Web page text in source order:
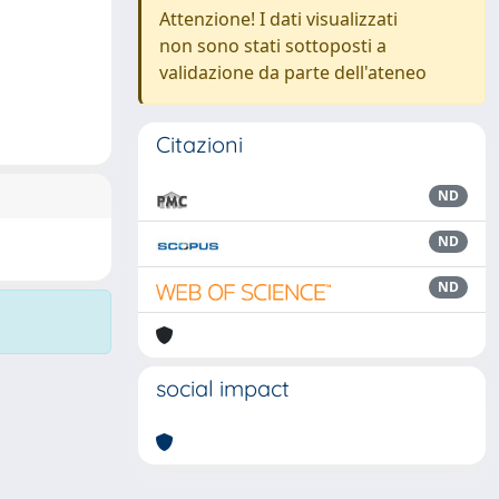
Attenzione! I dati visualizzati
non sono stati sottoposti a
validazione da parte dell'ateneo
Citazioni
ND
ND
ND
social impact